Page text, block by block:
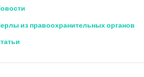
из правоохранительных органов